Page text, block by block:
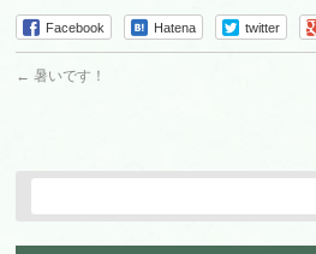
Facebook Hatena twitter
← 暑いです！